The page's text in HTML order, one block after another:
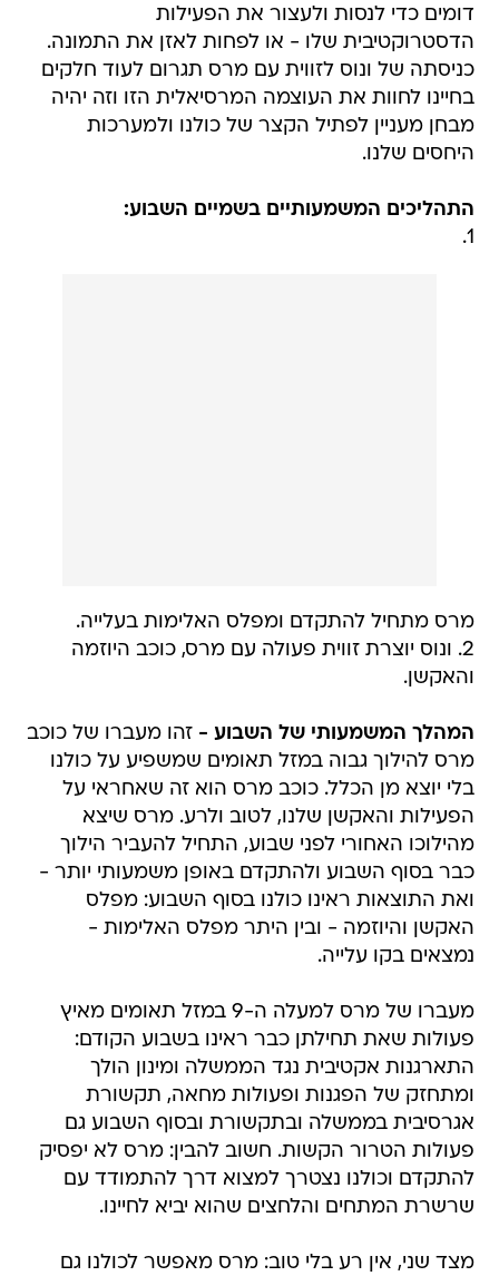
דומים כדי לנסות ולעצור את הפעילות
הדסטרוקטיבית שלו - או לפחות לאזן את התמונה.
כניסתה של ונוס לזווית עם מרס תגרום לעוד חלקים
בחיינו לחוות את העוצמה המרסיאלית הזו וזה יהיה
מבחן מעניין לפתיל הקצר של כולנו ולמערכות
היחסים שלנו.
התהליכים המשמעותיים בשמיים השבוע:
1.
מרס מתחיל להתקדם ומפלס האלימות בעלייה.
2. ונוס יוצרת זווית פעולה עם מרס, כוכב היוזמה
והאקשן.
המהלך המשמעותי של השבוע - זהו מעברו של כוכב
מרס להילוך גבוה במזל תאומים שמשפיע על כולנו
בלי יוצא מן הכלל. כוכב מרס הוא זה שאחראי על
הפעילות והאקשן שלנו, לטוב ולרע. מרס שיצא
מהילוכו האחורי לפני שבוע, התחיל להעביר הילוך
כבר בסוף השבוע ולהתקדם באופן משמעותי יותר -
ואת התוצאות ראינו כולנו בסוף השבוע: מפלס
האקשן והיוזמה - ובין היתר מפלס האלימות -
נמצאים בקו עלייה.
מעברו של מרס למעלה ה-9 במזל תאומים מאיץ
פעולות שאת תחילתן כבר ראינו בשבוע הקודם:
התארגנות אקטיבית נגד הממשלה ומינון הולך
ומתחזק של הפגנות ופעולות מחאה, תקשורת
אגרסיבית בממשלה ובתקשורת ובסוף השבוע גם
פעולות הטרור הקשות. חשוב להבין: מרס לא יפסיק
להתקדם וכולנו נצטרך למצוא דרך להתמודד עם
שרשרת המתחים והלחצים שהוא יביא לחיינו.
מצד שני, אין רע בלי טוב: מרס מאפשר לכולנו גם